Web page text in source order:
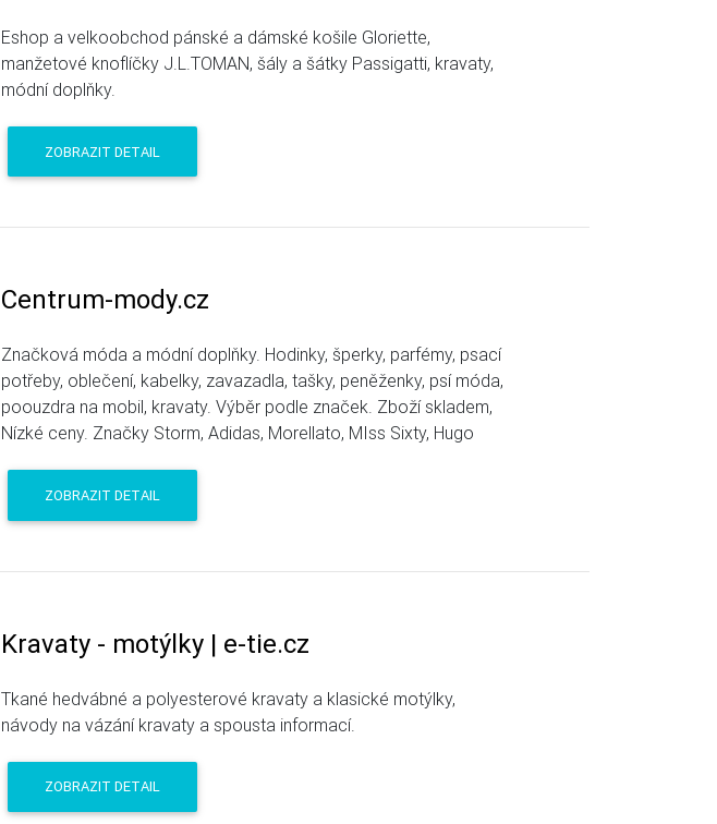
Eshop a velkoobchod pánské a dámské košile Gloriette,
manžetové knoflíčky J.L.TOMAN, šály a šátky Passigatti, kravaty,
módní doplňky.
ZOBRAZIT DETAIL
Centrum-mody.cz
Značková móda a módní doplňky. Hodinky, šperky, parfémy, psací
potřeby, oblečení, kabelky, zavazadla, tašky, peněženky, psí móda,
poouzdra na mobil, kravaty. Výběr podle značek. Zboží skladem,
Nízké ceny. Značky Storm, Adidas, Morellato, MIss Sixty, Hugo
ZOBRAZIT DETAIL
Kravaty - motýlky | e-tie.cz
Tkané hedvábné a polyesterové kravaty a klasické motýlky,
návody na vázání kravaty a spousta informací.
ZOBRAZIT DETAIL